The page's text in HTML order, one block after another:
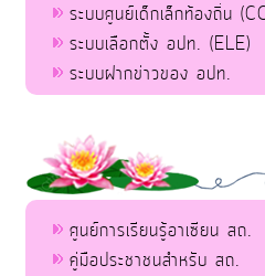
ระบบศูนย์เด็กเล็กท้องถิ่น
ระบบเลือกตั้ง อปท. (ELE)
ระบบฝากข่าวของ อปท.
ศูนย์การเรียนรู้อาเซียน สถ.
คู่มือประชาชนสำหรับ สถ.